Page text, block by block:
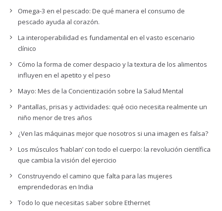
Omega-3 en el pescado: De qué manera el consumo de
pescado ayuda al corazón.
La interoperabilidad es fundamental en el vasto escenario
clínico
Cómo la forma de comer despacio y la textura de los alimentos
influyen en el apetito y el peso
Mayo: Mes de la Concientización sobre la Salud Mental
Pantallas, prisas y actividades: qué ocio necesita realmente un
niño menor de tres años
¿Ven las máquinas mejor que nosotros si una imagen es falsa?
Los músculos ‘hablan’ con todo el cuerpo: la revolución científica
que cambia la visión del ejercicio
Construyendo el camino que falta para las mujeres
emprendedoras en India
Todo lo que necesitas saber sobre Ethernet